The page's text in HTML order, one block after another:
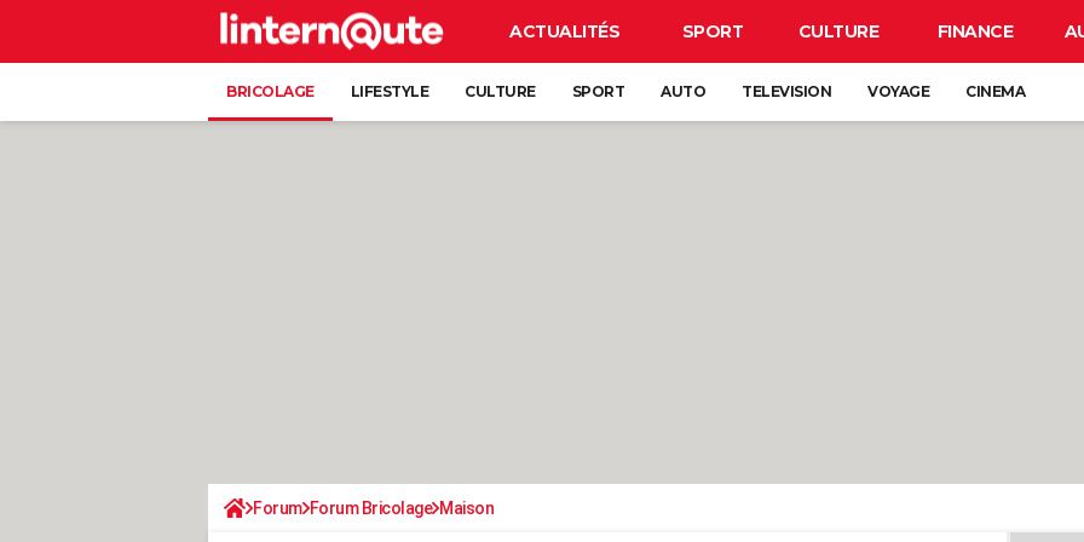
ACTUALITÉS SPORT CULTURE FINANCE
BRICOLAGE LIFESTYLE CULTURE SPORT AUTO TELEVISION VOYAGE CINEMA
Forum Forum Bricolage Maison